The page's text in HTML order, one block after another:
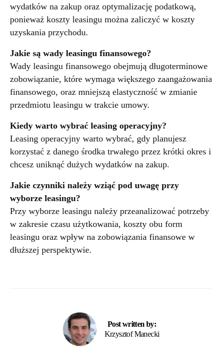
wydatków na zakup oraz optymalizację podatkową,
ponieważ koszty leasingu można zaliczyć w koszty
uzyskania przychodu.
Jakie są wady leasingu finansowego?
Wady leasingu finansowego obejmują długoterminowe
zobowiązanie, które wymaga większego zaangażowania
finansowego, oraz mniejszą elastyczność w zmianie
przedmiotu leasingu w trakcie umowy.
Kiedy warto wybrać leasing operacyjny?
Leasing operacyjny warto wybrać, gdy planujesz
korzystać z danego środka trwałego przez krótki okres i
chcesz uniknąć dużych wydatków na zakup.
Jakie czynniki należy wziąć pod uwagę przy
wyborze leasingu?
Przy wyborze leasingu należy przeanalizować potrzeby
w zakresie czasu użytkowania, koszty obu form
leasingu oraz wpływ na zobowiązania finansowe w
dłuższej perspektywie.
Post written by:
Krzysztof Manecki